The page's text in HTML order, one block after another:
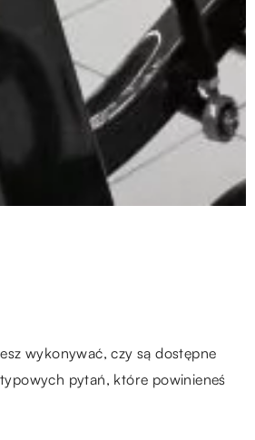
wykonywać, czy są dostępne
pytań, które powinieneś